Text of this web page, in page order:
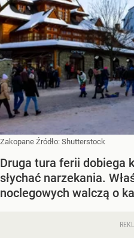
Zakopane Źródło: Shutterstock
Druga tura ferii dobiega
słychać narzekania.
noclegowych walczą o